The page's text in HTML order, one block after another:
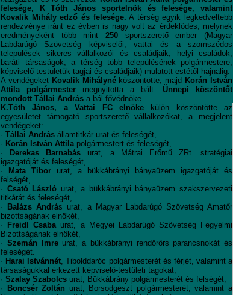
felesége, K Tóth János sportelnök és felesége, valamint
Kovalik Mihály edző és felesége. A térség egyik legkedveltebb
rendezvénye iránt ez évben is nagy volt az érdeklődés, melynek
eredményeként több mint 250 sportszerető ember (Magyar
Labdarúgó Szövetség képviselői, vattai és a szomszédos
települések sikeres vállalkozói és családjaik, helyi családok,
baráti társaságok, a térség több településének polgármestere,
képviselő-testületük tagjai és családjaik) mulatott estétől hajnalig.
A vendégeket Kovalik Mihálynéköszöntötte, majd Korán István
Attila polgármester megnyitotta a bált. Ünnepi köszöntőt
mondott Tállai András a bál fővédnöke.
K.Tóth János, a Vattai FC elnökekülön köszöntötte az
egyesületet támogató sportszerető vállalkozókat, a megjelent
vendégeket:
· Tállai András államtitkár urat és feleségét,
· Korán István Attila polgármestert és feleségét,
·
Derekas Barnabás urat, a Mátrai Erőmű ZRt. stratégiai
igazgatóját és feleségét,
·
Mata Tibor urat, a bükkábrányi bányaüzem igazgatóját és
felségét,
· Csató László urat, a bükkábrányi bányaüzem szakszervezeti
titkárát és feleségét,
·
Balázs András urat, a Magyar Labdarúgó Szövetség Amatőr
bizottságának elnökét,
·
Freidl Csabaurat, a Megyei Labdarúgó Szövetség Fegyelmi
Bizottságának elnökét,
· Szemán Imreurat, a bükkábrányi rendőrőrs parancsnokát és
feleségét.
· Harai Istvánnét, Tibolddaróc polgármesterét és férjét, valamint a
társaságukkal érkezett képviselő-testületi tagokat,
· Szalay Szabolcs urat, Bükkábrány polgármesterét és felségét,
·
Boncsér Zoltán urat, Borsodgeszt polgármesterét, valamint a